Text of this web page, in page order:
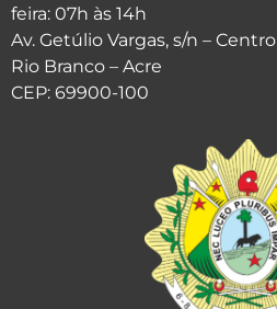
feira: 07h às 14h
Av. Getúlio Vargas, s/n – Centro
Rio Branco – Acre
CEP: 69900-100